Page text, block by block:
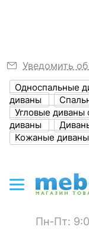
Глубина, мм
Высота, мм
Объем
куб. м
Цвет обивки
Материал
Уведомить
Односпальные
диваны
Угловые диваны
диваны
Кожаные
Пн-Пт: